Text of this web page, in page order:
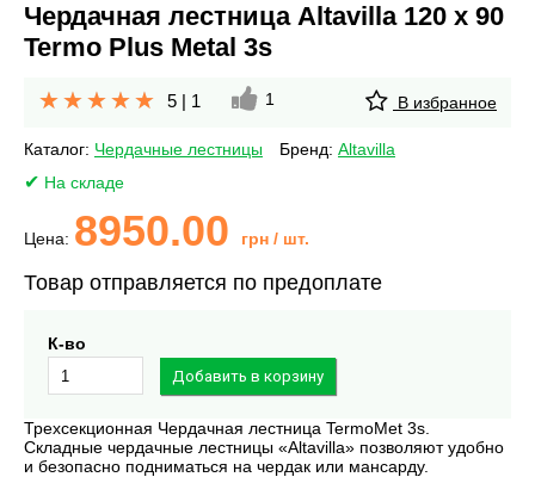
Чердачная лестница Altavilla 120 х 90
Termo Plus Metal 3s
5 | 1 1 В избранное
Каталог: Чердачные лестницы Бренд: Altavilla
На складе
Цена: 8950.00 грн / шт.
Товар отправляется по предоплате
К-во
Трехсекционная Чердачная лестница TermoMet 3s.
Складные чердачные лестницы «Altavilla» позволяют удобно
и безопасно подниматься на чердак или мансарду.